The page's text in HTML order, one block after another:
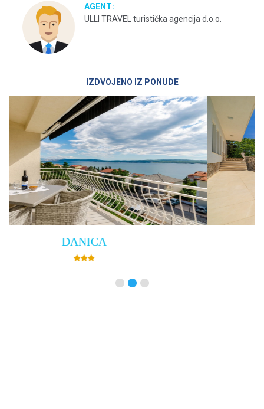
AGENT:
ULLI TRAVEL turistička agencija d.o.o.
IZDVOJENO IZ PONUDE
Villa Empress